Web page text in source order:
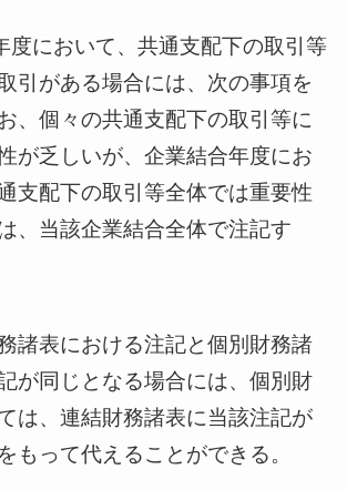
度において、共通支配下の取引等
引がある場合には、次の事項を
、個々の共通支配下の取引等に
が乏しいが、企業結合年度にお
支配下の取引等全体では重要性
、当該企業結合全体で注記す
諸表における注記と個別財務諸
が同じとなる場合には、個別財
は、連結財務諸表に当該注記が
もって代えることができる。